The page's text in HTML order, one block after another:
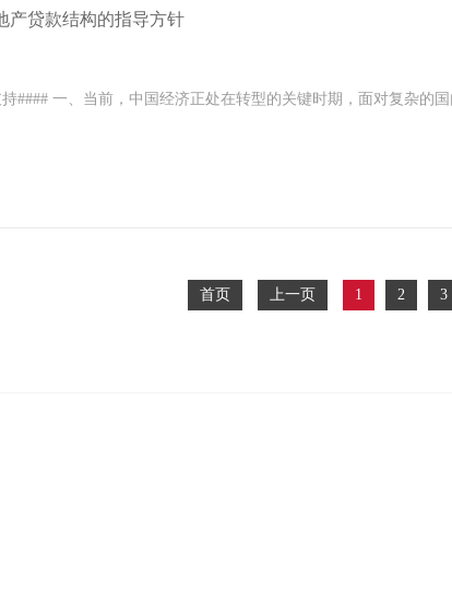
产贷款结构的指导方针
#### 一、当前，中国经济正处在转型的关键时期，面对复杂的
首页 上一页 1 2 3